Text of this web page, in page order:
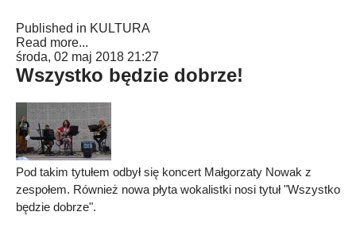
Published in KULTURA
Read more...
środa, 02 maj 2018 21:27
Wszystko będzie dobrze!
Pod takim tytułem odbył się koncert Małgorzaty Nowak z
zespołem. Również nowa płyta wokalistki nosi tytuł "Wszystko
będzie dobrze".